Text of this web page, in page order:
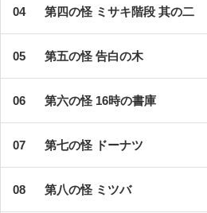
第四の怪 ミサキ階段 其の二
第五の怪 告白の木
第六の怪 16時の書庫
第七の怪 ドーナツ
第八の怪 ミツバ